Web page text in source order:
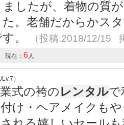
したが、着物の質
。老舗だからかス
。
（投稿:2018/12/15
現在： 6人
）
式の袴のレンタルで
け・ヘアメイクも